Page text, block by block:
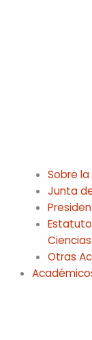
Sobre
Junta
Ciencias
Otras